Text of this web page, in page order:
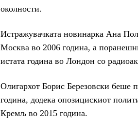
околности.
Истражувачката новинарка Ана
Москва во 2006 година, а
истата година во Лондон со
Олигархот Борис Березовски беше
година, додека опозицискиот
Кремљ во 2015 година.